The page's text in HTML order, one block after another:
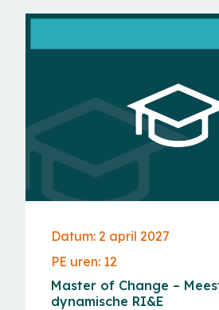
Datum: 2 april 2027
PE uren: 12
Master of Change –
dynamische RI&E